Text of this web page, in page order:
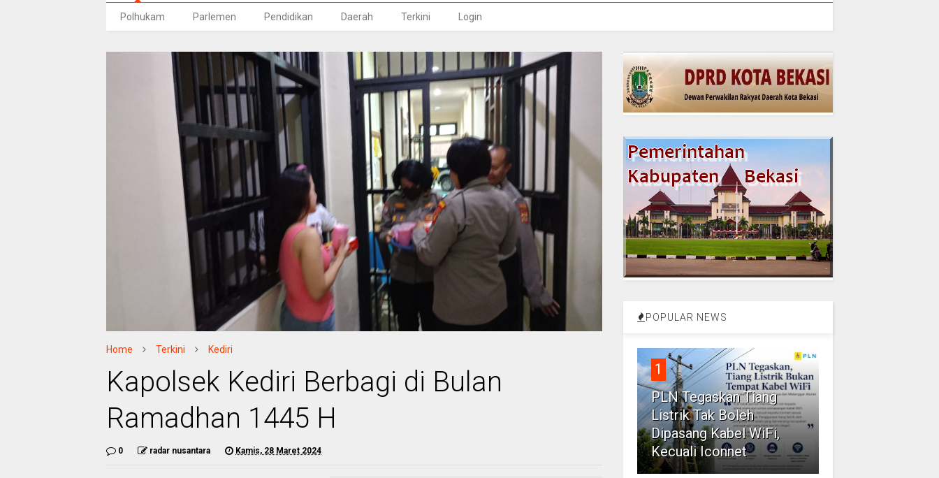
Polhukam Parlemen Pendidikan Daerah Terkini Login
Home Terkini Kediri
Kapolsek Kediri Berbagi di Bulan
Ramadhan 1445 H
0 radar nusantara Kamis, 28 Maret 2024
POPULAR NEWS
1
PLN Tegaskan Tiang
Listrik Tak Boleh
Dipasang Kabel WiFi,
Kecuali Iconnet